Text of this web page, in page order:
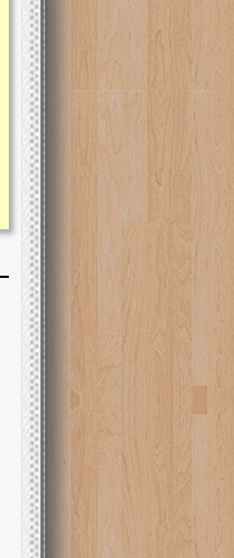
kanak Islam Terpadu (TKIT) An Najjah
Gedung Majelis Taklim di Jonggol,...